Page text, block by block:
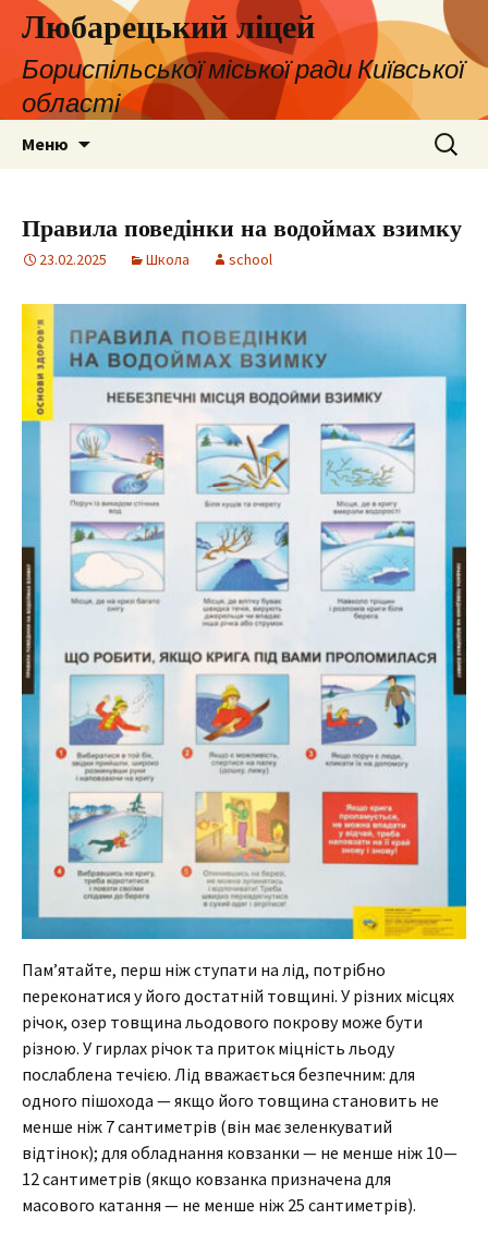
Любарецький ліцей
Бориспільської міської ради Київської
області
Меню Пошук:
Правила поведінки на водоймах взимку
23.02.2025 Школа school
Пам’ятайте, перш ніж ступати на лід, потрібно
переконатися у його достатній товщині. У різних місцях
річок, озер товщина льодового покрову може бути
різною. У гирлах річок та приток міцність льоду
послаблена течією. Лід вважається безпечним: для
одного пішохода — якщо його товщина становить не
менше ніж 7 сантиметрів (він має зеленкуватий
відтінок); для обладнання ковзанки — не менше ніж 10—
12 сантиметрів (якщо ковзанка призначена для
масового катання — не менше ніж 25 сантиметрів).